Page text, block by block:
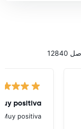
positiva
Muy positiva